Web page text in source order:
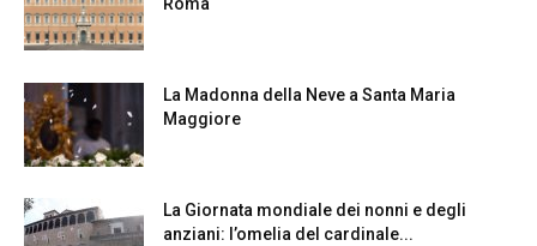
Roma
La Madonna della Neve a Santa Maria
Maggiore
La Giornata mondiale dei nonni e degli
anziani: l’omelia del cardinale...